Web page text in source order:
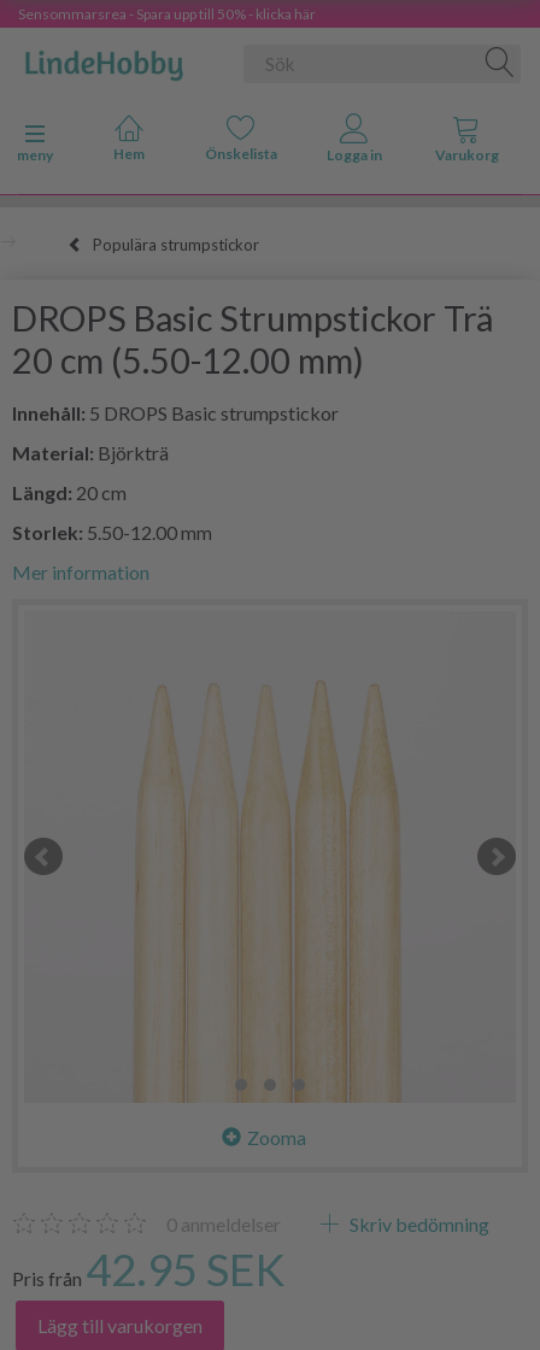
Sensommarsrea - Spara upp till 50% - klicka här
Ändra navigering
meny
Populära strumpstickor
DROPS Basic Strumpstickor Trä
20 cm (5.50-12.00 mm)
Innehåll: 5 DROPS Basic strumpstickor
Material: Björkträ
Längd: 20 cm
Storlek: 5.50-12.00 mm
Mer information
Zooma
0 anmeldelser Skriv bedömning
Pris från 42.95 SEK
Lägg till varukorgen